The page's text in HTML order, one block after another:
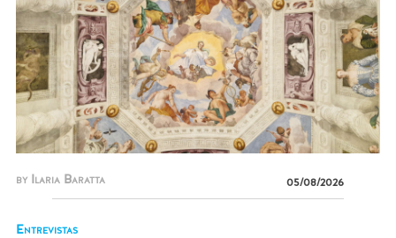
by Ilaria Baratta 05/08/2026
Entrevistas